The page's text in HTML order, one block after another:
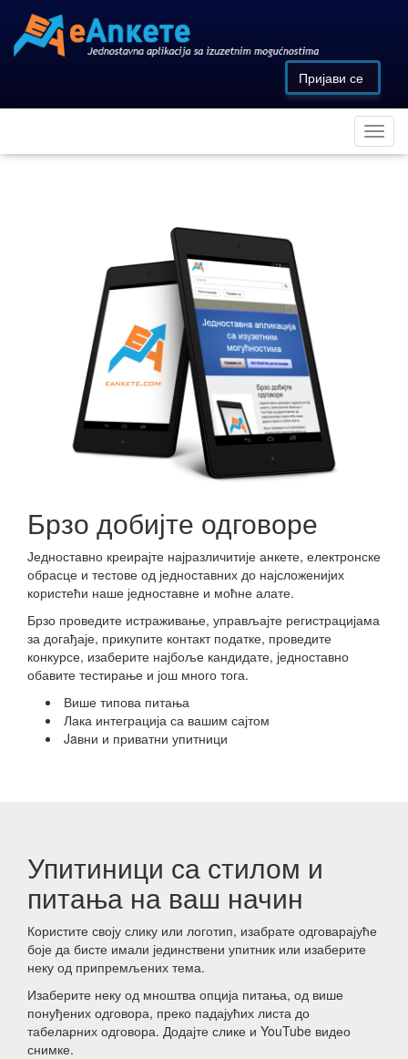
Пријави се
Брзо добијте одговоре
Једноставно креирајте најразличитије анкете, електронске
обрасце и тестове од једноставних до најсложенијих
користећи наше једноставне и моћне алате.
Брзо проведите истраживање, управљајте регистрацијама
за догађаје, прикупите контакт податке, проведите
конкурсе, изаберите најбоље кандидате, једноставно
обавите тестирање и још много тога.
Више типова питања
Лака интеграција са вашим сајтом
Jaвни и приватни упитници
Упитиници са стилом и
питања на ваш начин
Користите своју слику или логотип, изабрате одговарајуће
боје да бисте имали јединствени упитник или изаберите
неку од припремљених тема.
Изаберите неку од мноштва опција питања, од више
понуђених одговора, преко падајућих листа до
табеларних одговора. Додајте слике и YouTube видео
снимке.